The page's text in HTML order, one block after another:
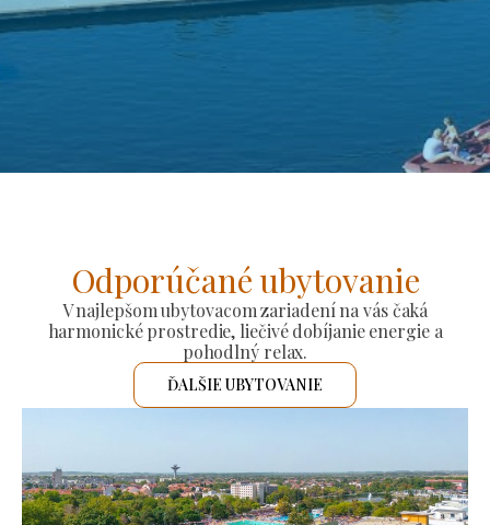
Odporúčané ubytovanie
V najlepšom ubytovacom zariadení na vás čaká
harmonické prostredie, liečivé dobíjanie energie a
pohodlný relax.
ĎALŠIE UBYTOVANIE